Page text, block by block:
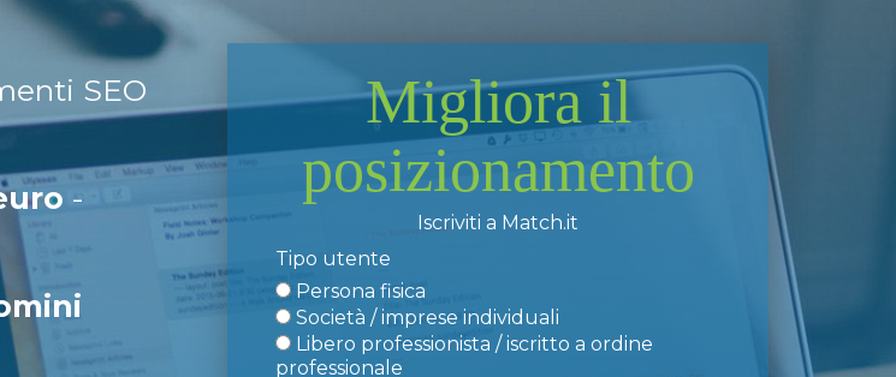
SEO
-
Migliora il
posizionamento
Iscriviti a Match.it
Tipo utente
Persona fisica
Società / imprese individuali
Libero professionista / iscritto a ordine
professionale